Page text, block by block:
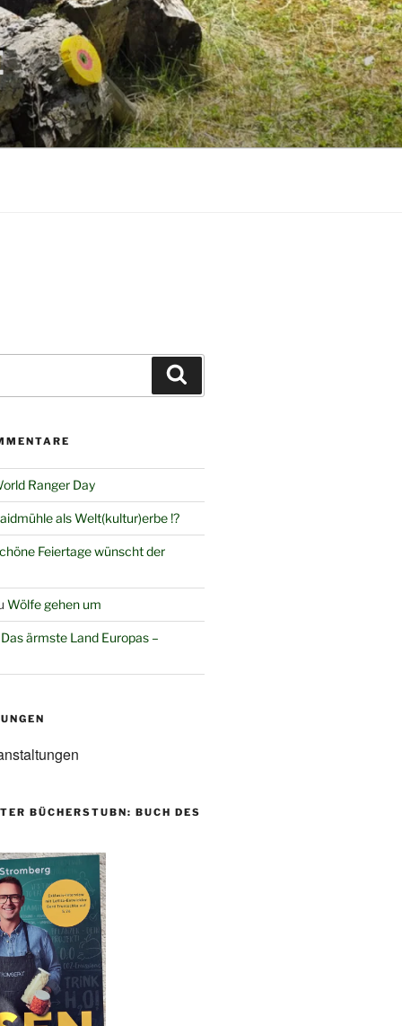
Ranger Day
als Welt(kultur)erbe !?
Feiertage wünscht der
Wölfe gehen um
Das ärmste Land Europas –
BÜCHERSTUBN: BUCH DES